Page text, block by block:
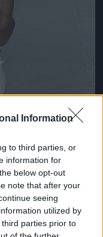
Information
to third parties, or
information for
below opt-out
note that after your
seeing
utilized by
parties prior to
a